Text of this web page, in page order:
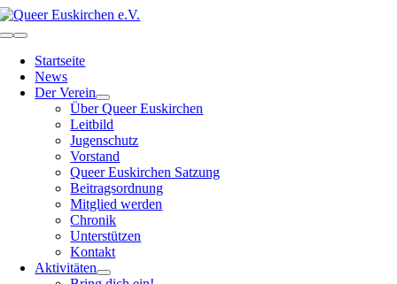
Zum
Inhalt
Toggle
NavigationStartseite
News
Der Verein
Über Queer Euskirchen
Leitbild
Jugenschutz
Vorstand
Queer Euskirchen Satzung
Beitragsordnung
Mitglied werden
Chronik
Unterstützen
Kontakt
Aktivitäten